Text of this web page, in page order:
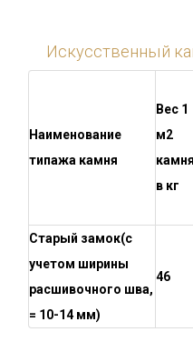
Искусственный
Наименование
типажа камня
Вес 1
м2
в кг
Старый замок(с
учетом ширины
расшивочного шва,
= 10-14 мм)
46